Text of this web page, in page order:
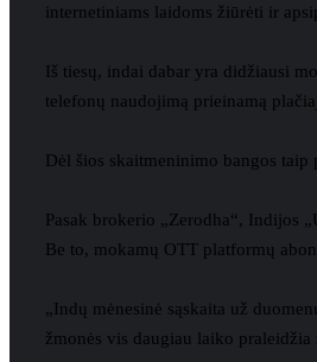
internetiniams laidoms žiūrėti ir
Iš tiesų, indai dabar yra didžiausi
telefonų naudojimą prieinamą
Dėl šios skaitmeninimo bangos
Pasak brokerio „Zerodha“, Indijos
Be to, mokamų OTT platformų
„Indų mėnesinė sąskaita už
žmonės vis daugiau laiko